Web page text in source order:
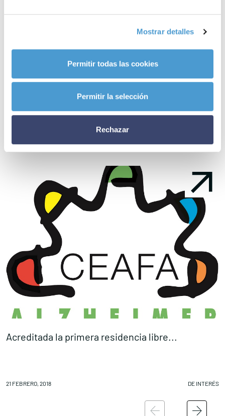
Mostrar detalles
Permitir todas las cookies
Permitir la selección
Rechazar
– A día de hoy,91 asociaciones de pacientes dedicadas a la
son ya miembros activos de
Noticias
relacionadas
Acreditada la primera residencia libre...
21 FEBRERO, 2018 DE INTERÉS